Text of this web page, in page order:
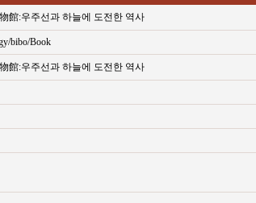
館:우주선과 하늘에 도전한 역사
bibo/Book
館:우주선과 하늘에 도전한 역사